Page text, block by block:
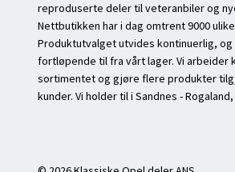
reproduserte deler til veteranbiler og
Nettbutikken har i dag omtrent 9000
Produktutvalget utvides kontinuerlig,
fortløpende til fra vårt lager. Vi arbeider
sortimentet og gjøre flere produkter
kunder. Vi holder til i Sandnes -